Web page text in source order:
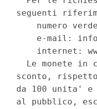
seguenti
numero
e-mail:
internet:
Le monete in
sconto,
da 100 unita'
al pubblico,